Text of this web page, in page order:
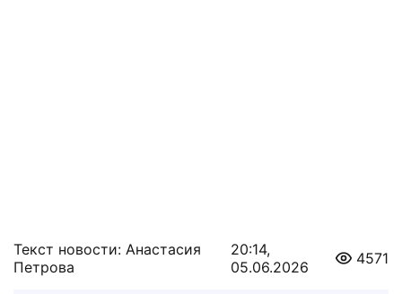
Текст новости: Анастасия
Петрова
20:14,
05.06.2026
4571